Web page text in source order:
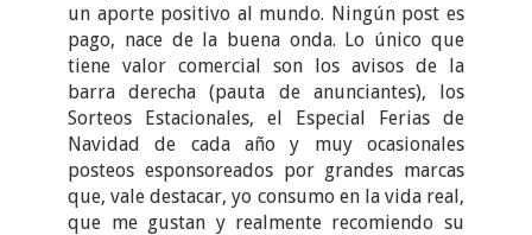
un aporte positivo al mundo. Ningún post es
pago, nace de la buena onda. Lo único que
tiene valor comercial son los avisos de la
barra derecha (pauta de anunciantes), los
Sorteos Estacionales, el Especial Ferias de
Navidad de cada año y muy ocasionales
posteos esponsoreados por grandes marcas
que, vale destacar, yo consumo en la vida real,
que me gustan y realmente recomiendo su